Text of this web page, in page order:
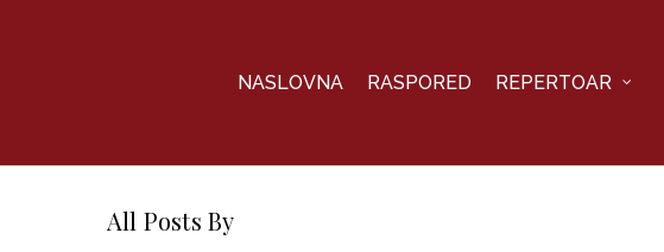
NASLOVNA RASPORED REPERTOAR
All Posts By